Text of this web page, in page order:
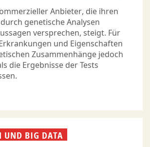
Anbieter, die ihren
genetische Analysen
versprechen, steigt. Für
und Eigenschaften
Zusammenhänge jedoch
die Ergebnisse der Tests
UND BIG DATA